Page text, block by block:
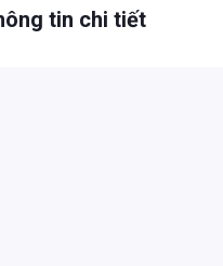
tin chi tiết